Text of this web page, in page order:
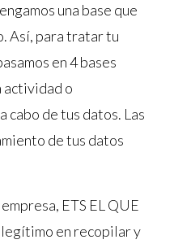
una base que
Así, para tratar tu
en 4 bases
actividad o
de tus datos. Las
de tus datos
ETS EL QUE
en recopilar y